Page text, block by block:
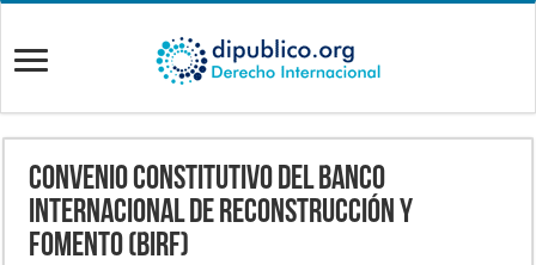
Convenio constitutivo del Banco
Internacional de Reconstrucción y
Fomento (BIRF)